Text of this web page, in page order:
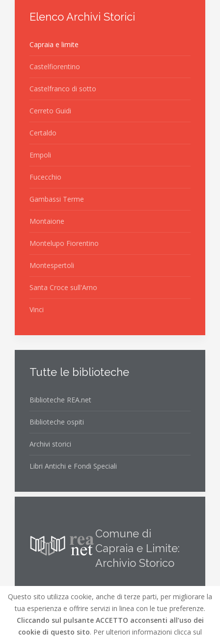
Elenco Archivi Storici
Capraia e limite
Castelfiorentino
Castelfranco di sotto
Cerreto Guidi
Certaldo
Empoli
Fucecchio
Gambassi Terme
Montaione
Montelupo Fiorentino
Montespertoli
Santa Croce sull'Arno
Vinci
Tutte le biblioteche
Biblioteche REA.net
Biblioteche ospiti
Archivi storici
Libri Antichi e Fondi Speciali
Comune di
Capraia e Limite:
Archivio Storico
© REA.net 2019 |REA.netBiblioteche lungo l'Elsa
Questo sito utilizza cookie, anche di terze parti, per migliorare la
tua esperienza e offrire servizi in linea con le tue preferenze.
Cliccando sul pulsante ACCETTO acconsenti all’uso dei
cookie di questo sito. Per ulteriori informazioni clicca sul